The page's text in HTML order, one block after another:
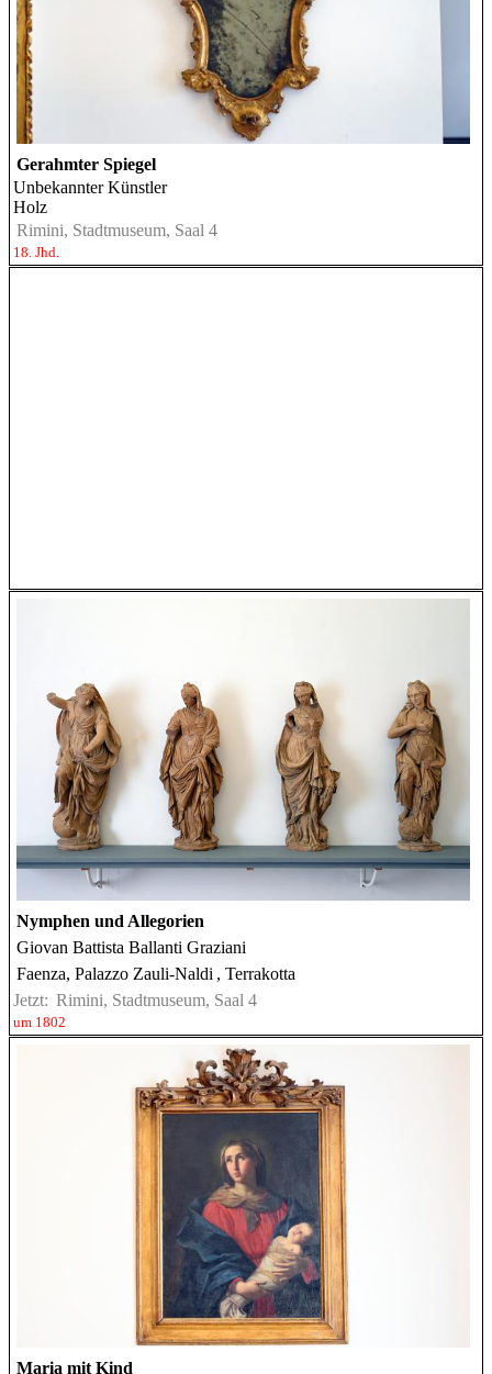
Gerahmter Spiegel
Unbekannter Künstler
Holz
Rimini, Stadtmuseum, Saal 4
18. Jhd.
Nymphen und Allegorien
Giovan Battista Ballanti Graziani
Faenza, Palazzo Zauli-Naldi , Terrakotta
Jetzt: Rimini, Stadtmuseum, Saal 4
um 1802
Maria mit Kind